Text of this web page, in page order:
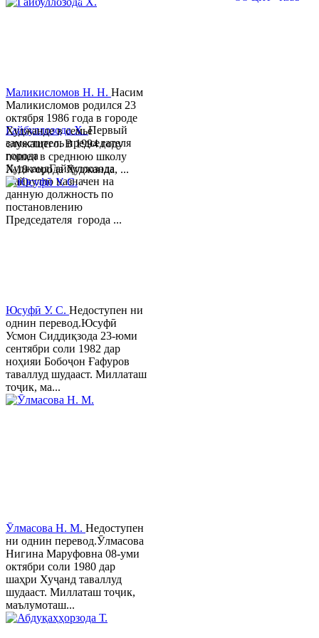
Гайбуллозода Х.Первый
заместитель председателя
города
ХуджандГайбуллозода
Хайрулло назначен на
данную должность по
постановлению
Председателя города ...
Маликисломов Н. Н. Насим
Маликисломов родился 23
октября 1986 года в городе
Худжанде в семье
служащего. В 1994 году
пошел в среднюю школу
№18 города Худжанда, ...
Юсуфӣ У. C. Недоступен ни
однин перевод.Юсуфӣ
Усмон Сиддиқзода 23-юми
сентябри соли 1982 дар
ноҳияи Бобоҷон Ғафуров
таваллуд шудааст. Миллаташ
тоҷик, ма...
Ӯлмасова Н. М. Недоступен
ни однин перевод.Ӯлмасова
Нигина Маруфовна 08-уми
октябри соли 1980 дар
шаҳри Хуҷанд таваллуд
шудааст. Миллаташ тоҷик,
маълумоташ...